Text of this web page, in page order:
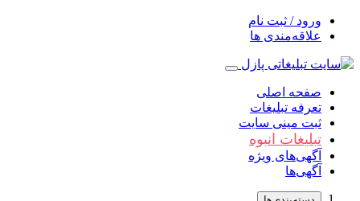
ورود / ثبت نام
علاقه‌مندی ها
صفحه اصلی
تعرفه تبلیغات
ثبت مینی سایت
تبلیغات انبوه
آگهی‌های ویژه
آگهی‌ها